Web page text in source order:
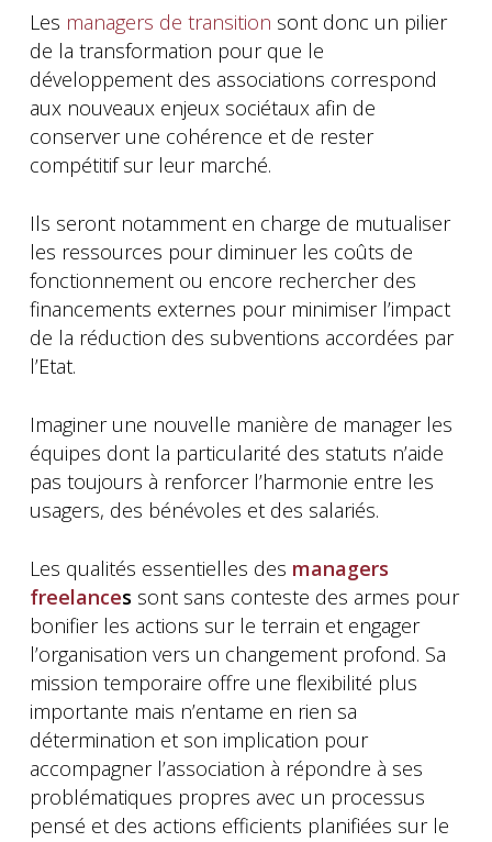
Les managers de transition sont donc un pilier
de la transformation pour que le
développement des associations correspond
aux nouveaux enjeux sociétaux afin de
conserver une cohérence et de rester
compétitif sur leur marché.
Ils seront notamment en charge de mutualiser
les ressources pour diminuer les coûts de
fonctionnement ou encore rechercher des
financements externes pour minimiser l’impact
de la réduction des subventions accordées par
l’Etat.
Imaginer une nouvelle manière de manager les
équipes dont la particularité des statuts n’aide
pas toujours à renforcer l’harmonie entre les
usagers, des bénévoles et des salariés.
Les qualités essentielles des managers
freelances sont sans conteste des armes pour
bonifier les actions sur le terrain et engager
l’organisation vers un changement profond. Sa
mission temporaire offre une flexibilité plus
importante mais n’entame en rien sa
détermination et son implication pour
accompagner l’association à répondre à ses
problématiques propres avec un processus
pensé et des actions efficients planifiées sur le